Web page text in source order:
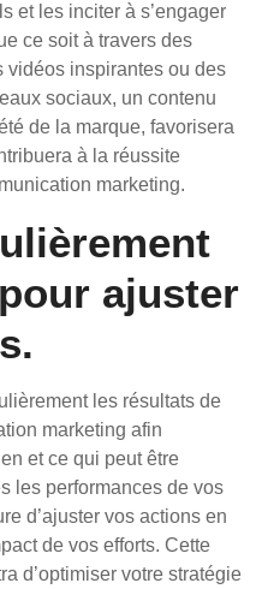
et les inciter à s’engager
ce soit à travers des
vidéos inspirantes ou des
sociaux, un contenu
de la marque, favorisera
à la réussite
marketing.
ajuster
les résultats de
marketing afin
et ce qui peut être
les performances de vos
d’ajuster vos actions en
de vos efforts. Cette
d’optimiser votre stratégie